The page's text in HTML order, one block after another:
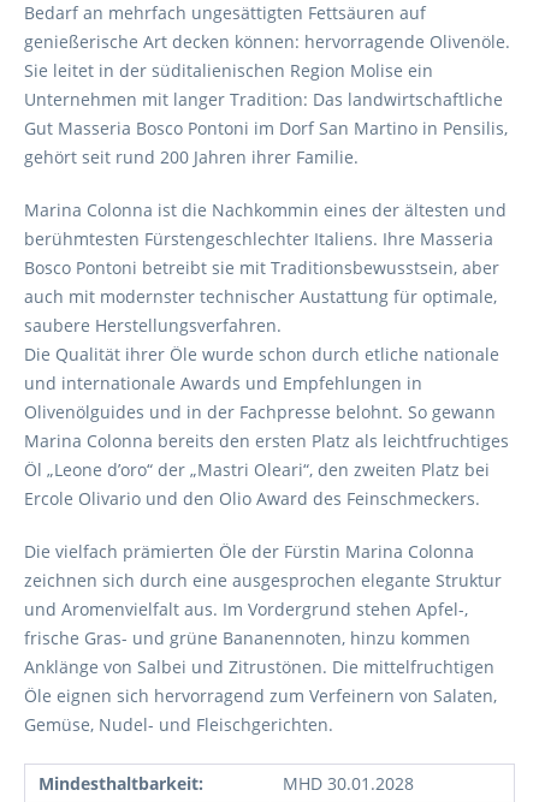
Bedarf an mehrfach ungesättigten Fettsäuren auf
genießerische Art decken können: hervorragende Olivenöle.
Sie leitet in der süditalienischen Region Molise ein
Unternehmen mit langer Tradition: Das landwirtschaftliche
Gut Masseria Bosco Pontoni im Dorf San Martino in Pensilis,
gehört seit rund 200 Jahren ihrer Familie.
Marina Colonna ist die Nachkommin eines der ältesten und
berühmtesten Fürstengeschlechter Italiens. Ihre Masseria
Bosco Pontoni betreibt sie mit Traditionsbewusstsein, aber
auch mit modernster technischer Austattung für optimale,
saubere Herstellungsverfahren.
Die Qualität ihrer Öle wurde schon durch etliche nationale
und internationale Awards und Empfehlungen in
Olivenölguides und in der Fachpresse belohnt. So gewann
Marina Colonna bereits den ersten Platz als leichtfruchtiges
Öl „Leone d’oro“ der „Mastri Oleari“, den zweiten Platz bei
Ercole Olivario und den Olio Award des Feinschmeckers.
Die vielfach prämierten Öle der Fürstin Marina Colonna
zeichnen sich durch eine ausgesprochen elegante Struktur
und Aromenvielfalt aus. Im Vordergrund stehen Apfel-,
frische Gras- und grüne Bananennoten, hinzu kommen
Anklänge von Salbei und Zitrustönen. Die mittelfruchtigen
Öle eignen sich hervorragend zum Verfeinern von Salaten,
Gemüse, Nudel- und Fleischgerichten.
Mindesthaltbarkeit:
MHD 30.01.2028